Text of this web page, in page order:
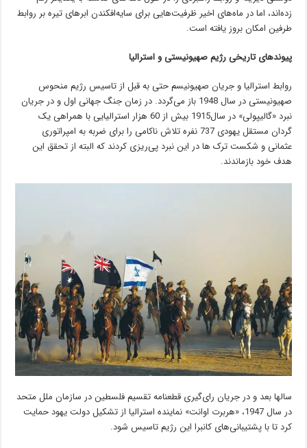
زده‌اند، اما در ماه‌های اخیر ظرفیت‌هایی برای سایه‌افکندن ابرهای تیره بر روابط
طرفین امکان بروز یافته است.
پیوندهای تاریخی رژیم صهیونیستی و استرالیا
روابط استرالیا و جریان صهیونیسم حتی به قبل از تاسیس رژیم منحوس
صهیونیستی در سال 1948 باز می‌گردد. در زمان جنگ جهانی اول و در جریان
نبرد «گالیپولی» در سال1915 بیش از 60 هزار استرالیایی با همراهی یک
گردان مستقل یهودی 737 نفره تلاش ناکامی را برای ضربه به امپراتوری
عثمانی و شکست ترک ها در این نبرد پی‌ریزی کردند که البته از تحقق این
هدف خود بازماندند.
سالها بعد و در جریان رای‌گیری قطعنامه تقسیم فلسطین در سازمان ملل متحد
در سال 1947، «هربرت اوانت» نماینده استرالیا از تشکیل دولت یهود حمایت
کرد تا با پشتیبانی‌های کانبرا این رژیم تاسیس شود.